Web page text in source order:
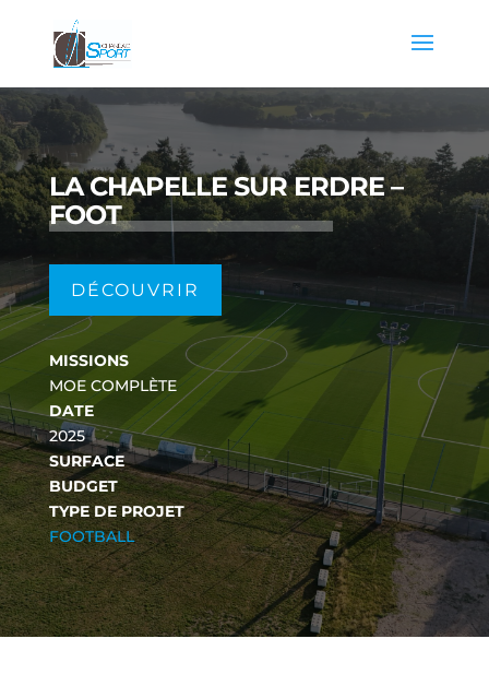
LA CHAPELLE SUR ERDRE –
FOOT
DÉCOUVRIR
MISSIONS
MOE COMPLÈTE
DATE
2025
SURFACE
BUDGET
TYPE DE PROJET
FOOTBALL